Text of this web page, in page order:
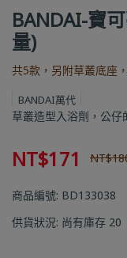
BANDAI-寶
量)
共5款，另附草叢底座
BANDAI萬代
草叢造型入浴劑，公
NT$171
商品編號: BD133038
供貨狀況: 尚有庫存 20